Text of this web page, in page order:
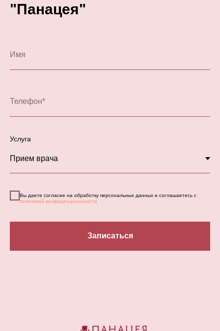
"Панацея"
Услуга
Вы даете согласие на обработку персональных данных и соглашаетесь с
политикой конфиденциальности
Записаться